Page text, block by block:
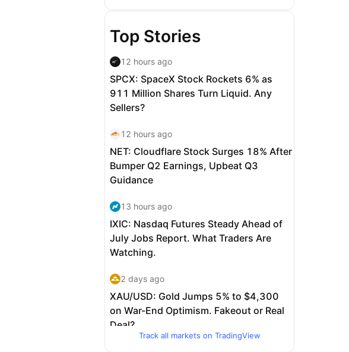
Track all markets on TradingView